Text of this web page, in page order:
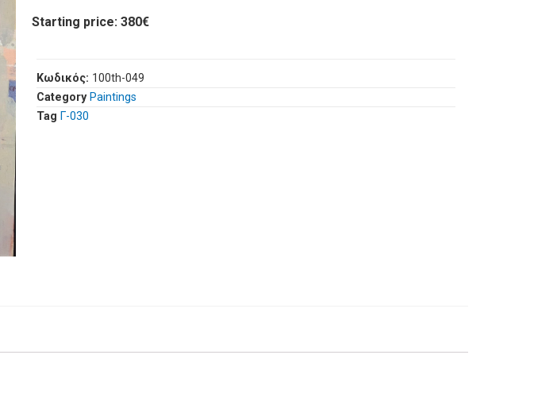
Starting price: 380€
Κωδικός: 100th-049
Category Paintings
Tag Γ-030